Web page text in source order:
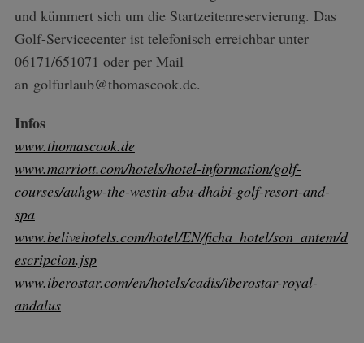
und kümmert sich um die Startzeitenreservierung. Das
Golf-Servicecenter ist telefonisch erreichbar unter
06171/651071 oder per Mail
an golfurlaub@thomascook.de.
Infos
www.thomascook.de
www.marriott.com/hotels/hotel-information/golf-
courses/auhgw-the-westin-abu-dhabi-golf-resort-and-
spa
www.belivehotels.com/hotel/EN/ficha_hotel/son_antem/d
escripcion.jsp
www.iberostar.com/en/hotels/cadis/iberostar-royal-
andalus